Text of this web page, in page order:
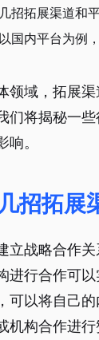
招拓展渠道和
国内平台为例
领域，拓展
们将揭秘一
响。
招拓展
立战略合作
进行合作可
可以将自己
机构合作进